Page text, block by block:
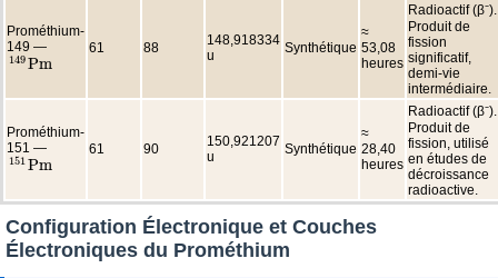
Prométhium-
149 —
149Pm
149Pm
61 88
148,918334
u
Synthétique
≈
53,08
heures
Radioactif (β⁻).
Produit de
fission
significatif,
demi-vie
intermédiaire.
Prométhium-
151 —
151Pm
151Pm
61 90
150,921207
u
Synthétique
≈
28,40
heures
Radioactif (β⁻).
Produit de
fission, utilisé
en études de
décroissance
radioactive.
Configuration Électronique et Couches
Électroniques du Prométhium